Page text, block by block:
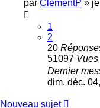
par ClémentP »
1
2
20
51097 Vues
Dernier
dim. déc.
Nouveau sujet